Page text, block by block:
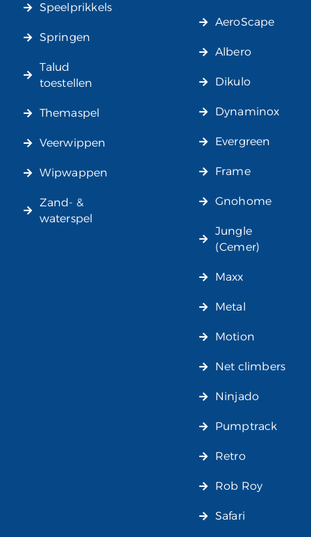
Speelprikkels
Springen
Talud
toestellen
Themaspel
Veerwippen
Wipwappen
Zand- &
waterspel
AeroScape
Albero
Dikulo
Dynaminox
Evergreen
Frame
Gnohome
Jungle
(Cemer)
Maxx
Metal
Motion
Net climbers
Ninjado
Pumptrack
Retro
Rob Roy
Safari